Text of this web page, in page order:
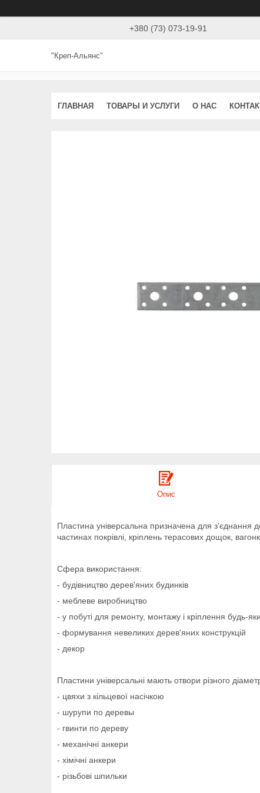
+380 (73) 073-19-91
"Креп-Альянс"
ГЛАВНАЯ ТОВАРЫ И УСЛУГИ О НАС
Опис
Пластина універсальна призначена для з'єднання
частинах покрівлі, кріплень терасових дощок,
Сфера використання:
- будівництво дерев'яних будинків
- меблеве виробництво
- у побуті для ремонту, монтажу і кріплення будь-
- формування невеликих дерев'яних конструкцій
- декор
Пластини універсальні мають отвори різного
- цвяхи з кільцевої насічкою
- шурупи по деревы
- гвинти по дереву
- механічні анкери
- хімічні анкери
- різьбові шпильки